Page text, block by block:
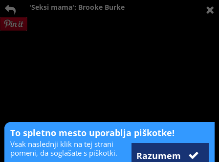
'Seksi mama': Brooke Burke
To spletno mesto uporablja piškotke!
Razumem
Vsak naslednji klik na tej strani
pomeni, da soglašate s piškotki.